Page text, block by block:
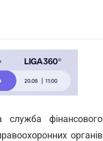
фінансового
органів